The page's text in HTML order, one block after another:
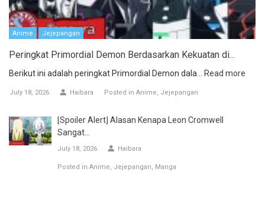
Anime Jejepangan
Peringkat Primordial Demon Berdasarkan Kekuatan di...
Berikut ini adalah peringkat Primordial Demon dala... Read more
July 18, 2026 Haibara Posted in Anime Jejepangan
[Spoiler Alert] Alasan Kenapa Leon Cromwell
Sangat...
July 18, 2026 Haibara
Posted in Anime Jejepangan Manga